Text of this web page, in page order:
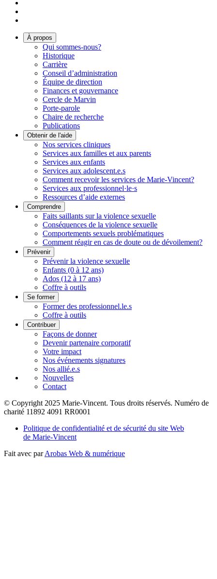
À propos
Qui sommes-nous?
Historique
Carrière
Conseil d’administration
Équipe de direction
Finances et gouvernance
Cercle de Marvin
Porte-parole
Chaire de recherche
Publications
Obtenir de l'aide
Nos services cliniques
Services aux familles et aux parents
Services aux enfants
Services aux adolescent.e.s
Comment recevoir les services de Marie-Vincent?
Services aux professionnel·le·s
Ressources d’aide externes
Comprendre
Faits saillants sur la violence sexuelle
Conséquences de la violence sexuelle
Comportements sexuels problématiques
Comment réagir en cas de doute ou de dévoilement?
Prévenir
Prévenir la violence sexuelle
Enfants (0 à 12 ans)
Ados (12 à 17 ans)
Coffre à outils
Se former
Former des professionnel.le.s
Coffre à outils
Contribuer
Façons de donner
Devenir partenaire corporatif
Votre impact
Nos événements signatures
Nos allié.e.s
Nouvelles
Contact
© Copyright 2025 Marie-Vincent. Tous droits réservés. Numéro de
charité 11892 4091 RR0001
Politique de confidentialité et de sécurité du site Web
de Marie-Vincent
Fait avec parArobas Web & numérique